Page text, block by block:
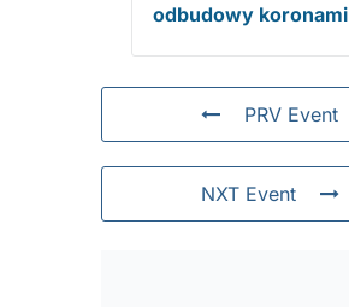
odbudowy koronami
PRV Event
NXT Event